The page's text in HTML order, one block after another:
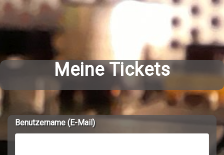
Meine Tickets
Benutzername (E-Mail)